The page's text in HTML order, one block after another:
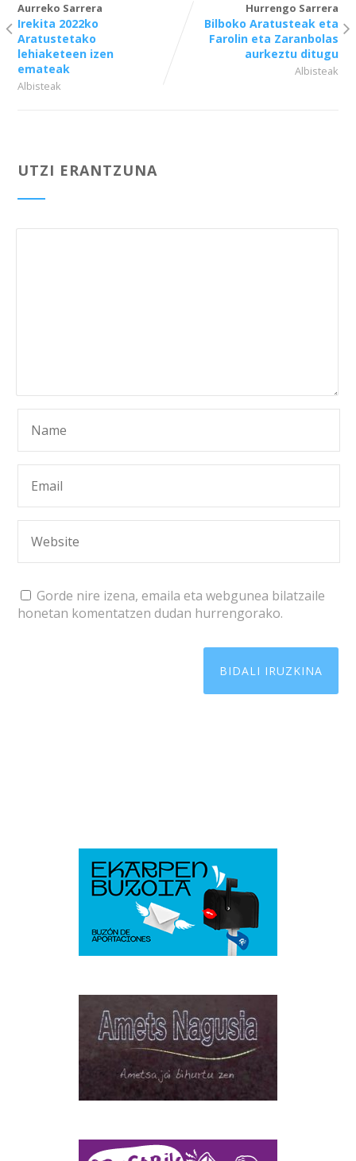
Aurreko Sarrera
Irekita 2022ko
Aratustetako
lehiaketeen izen
emateak
Albisteak
Hurrengo Sarrera
Bilboko Aratusteak eta
Farolin eta Zaranbolas
aurkeztu ditugu
Albisteak
UTZI ERANTZUNA
Gorde nire izena, emaila eta webgunea bilatzaile
honetan komentatzen dudan hurrengorako.